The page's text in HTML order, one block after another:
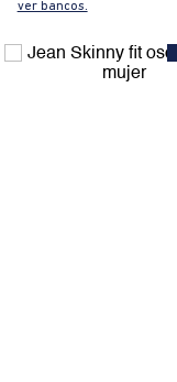
ver bancos.